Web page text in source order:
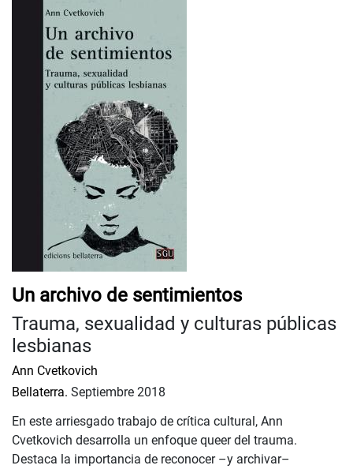
Un archivo de sentimientos
Trauma, sexualidad y culturas públicas
lesbianas
Ann Cvetkovich
Bellaterra. Septiembre 2018
En este arriesgado trabajo de crítica cultural, Ann
Cvetkovich desarrolla un enfoque queer del trauma.
Destaca la importancia de reconocer –y archivar–